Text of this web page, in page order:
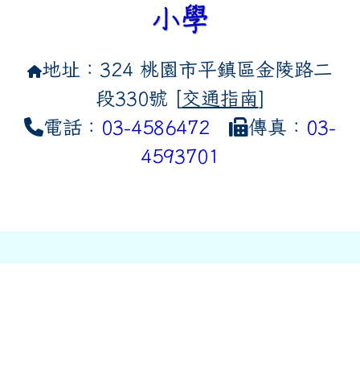
小學
地址：324 桃園市平鎮區金陵路二
段330號 [交通指南]
電話： 03-4586472 傳真： 03-
4593701